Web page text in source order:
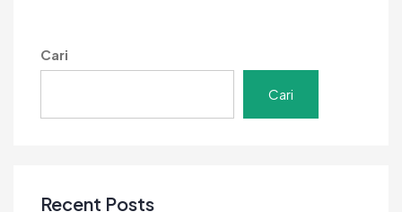
Cari
Cari
Recent Posts